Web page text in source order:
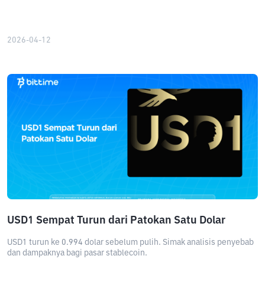
2026-04-12
USD1 Sempat Turun dari Patokan Satu Dolar
USD1 turun ke 0.994 dolar sebelum pulih. Simak analisis penyebab
dan dampaknya bagi pasar stablecoin.